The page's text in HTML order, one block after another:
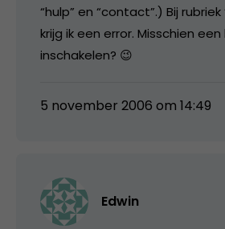
“hulp” en “contact”.) Bij
krijg ik een error. Misschien
inschakelen? 😉
5 november 2006 om 14:49
Edwin